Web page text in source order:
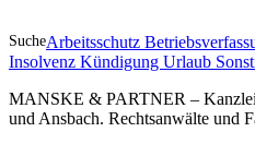
SucheArbeitsschutz
Insolvenz Kündigung Urlaub
MANSKE & PARTNER –
und Ansbach. Rechtsanwälte und